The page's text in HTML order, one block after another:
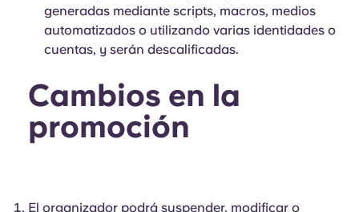
generadas mediante scripts, macros, medios
automatizados o utilizando varias identidades o
cuentas, y serán descalificadas.
Cambios en la
promoción
El organizador podrá suspender, modificar o